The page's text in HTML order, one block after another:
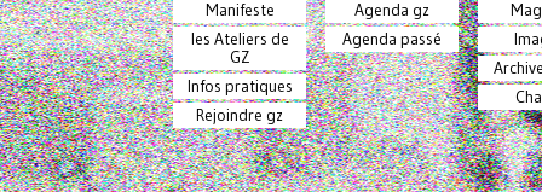
Manifeste
les Ateliers de
GZ
Infos pratiques
Rejoindre gz
Agenda gz
Agenda passé